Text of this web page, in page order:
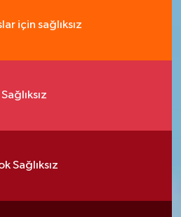
için sağlıksız
Sağlıksız
Sağlıksız